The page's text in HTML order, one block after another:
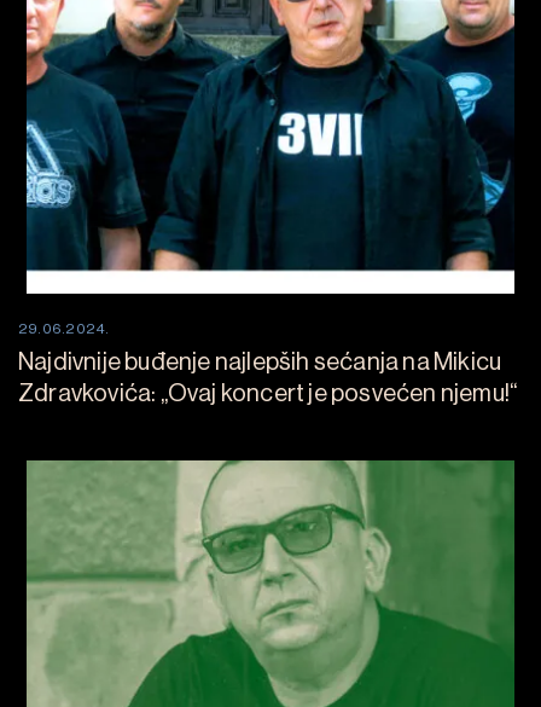
29.06.2024.
Najdivnije buđenje najlepših sećanja na Mikicu
Zdravkovića: „Ovaj koncert je posvećen njemu!“